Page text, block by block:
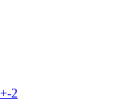
+-2